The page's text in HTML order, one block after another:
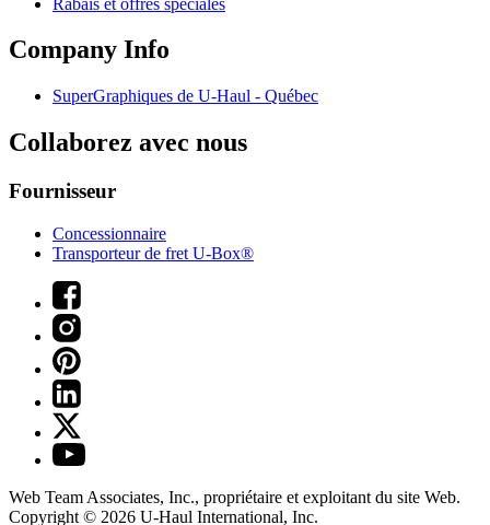
Company Info
SuperGraphiques de U-Haul - Québec
Collaborez avec nous
Fournisseur
Concessionnaire
Transporteur de fret U-Box®
Web Team Associates, Inc., propriétaire et exploitant du site Web.
Copyright © 2026 U-Haul International, Inc.